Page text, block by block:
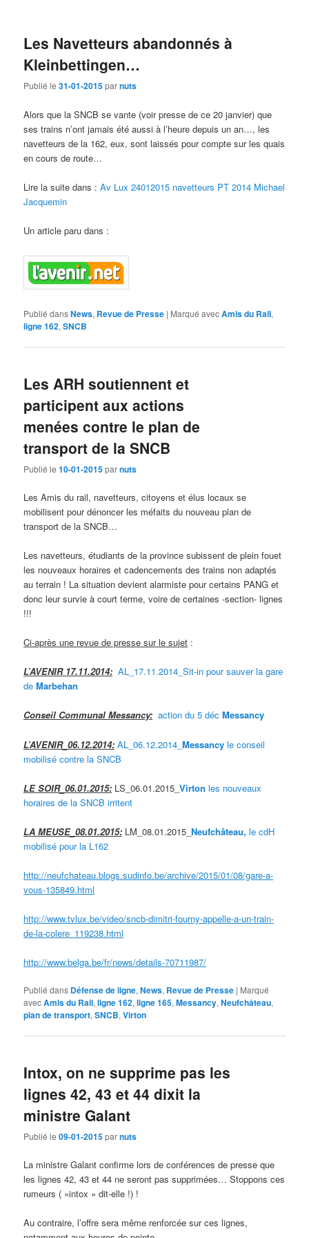
Les Navetteurs abandonnés à
Kleinbettingen…
Publié le31-01-2015parnuts
Alors que la SNCB se vante (voir presse de ce 20 janvier) que
ses trains n’ont jamais été aussi à l’heure depuis un an…, les
navetteurs de la 162, eux, sont laissés pour compte sur les quais
en cours de route…
Lire la suite dans :Av Lux 24012015 navetteurs PT 2014 Michael
Jacquemin
Un article paru dans :
Publié dansNews, Revue de Presse | Marqué avecAmis du Rail,
ligne 162,SNCB
Les ARH soutiennent et
participent aux actions
menées contre le plan de
transport de la SNCB
Publié le10-01-2015parnuts
Les Amis du rail, navetteurs, citoyens et élus locaux se
mobilisent pour dénoncer les méfaits du nouveau plan de
transport de la SNCB…
Les navetteurs, étudiants de la province subissent de plein fouet
les nouveaux horaires et cadencements des trains non adaptés
au terrain ! La situation devient alarmiste pour certains PANG et
donc leur survie à court terme, voire de certaines -section- lignes
!!!
Ci-après une revue de presse sur le sujet :
L’AVENIR 17.11.2014: AL_17.11.2014_Sit-in pour sauver la gare
deMarbehan
Conseil Communal Messancy: action du 5 décMessancy
L’AVENIR_06.12.2014: AL_06.12.2014_Messancy le conseil
mobilisé contre la SNCB
LE SOIR_06.01.2015: LS_06.01.2015_Virton les nouveaux
horaires de la SNCB irritent
LA MEUSE_08.01.2015: LM_08.01.2015_Neufchâteau, le cdH
mobilisé pour la L162
http://neufchateau.blogs.sudinfo.be/archive/2015/01/08/gare-a-
vous-135849.html
http://www.tvlux.be/video/sncb-dimitri-fourny-appelle-a-un-train-
de-la-colere_119238.html
http://www.belga.be/fr/news/details-70711987/
Publié dans Défense de ligne,News, Revue de Presse | Marqué
avecAmis du Rail,ligne 162,ligne 165,Messancy,Neufchâteau,
plan de transport,SNCB,Virton
Intox, on ne supprime pas les
lignes 42, 43 et 44 dixit la
ministre Galant
Publié le09-01-2015parnuts
La ministre Galant confirme lors de conférences de presse que
les lignes 42, 43 et 44 ne seront pas supprimées… Stoppons ces
rumeurs ( »intox » dit-elle !) !
Au contraire, l’offre sera même renforcée sur ces lignes,